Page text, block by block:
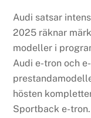
Audi satsar
2025 räknar
modeller i
Audi e-tron och
hösten
Sportback e-